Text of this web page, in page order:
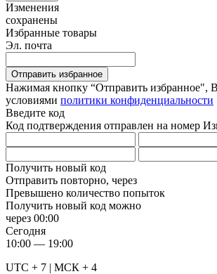
Изменения
сохранены
Избранные товары
Эл. почта
Отправить избранное
Нажимая кнопку “Отправить избранное",
условиями политики конфиденциальности
Введите код
Код подтверждения отправлен на номер
Получить новый код
Отправить повторно, через
Превышено количество попыток
Получить новый код можно
через 00:00
Сегодня
10:00 — 19:00
UTC + 7 | МСК + 4